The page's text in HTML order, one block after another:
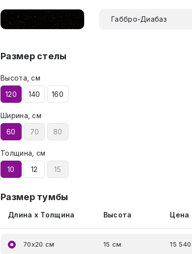
Габбро-Диабаз
Размер стелы
Высота, см
120 140 160
Ширина, см
60 70 80
Толщина, см
10 12 15
Размер тумбы
Длина x Толщина Высота Цена
70x20 см 15 см 15